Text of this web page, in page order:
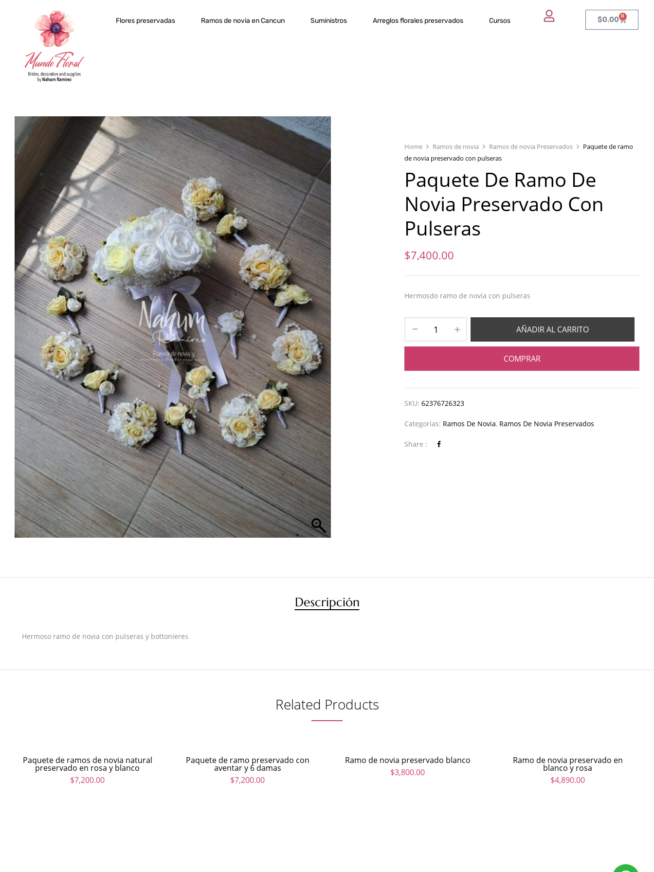
Flores preservadas Ramos de novia en Cancun Suministros Arreglos florales preservados Cursos $0.00 0
Home Ramos de novia Ramos de novia Preservados
Paquete de ramo
de novia preservado con pulseras
Paquete De Ramo De
Novia Preservado Con
Pulseras
$7,400.00
Hermosdo ramo de novia con pulseras
AÑADIR AL CARRITO
COMPRAR
SKU:62376726323
Categorías: Ramos De Novia, Ramos De Novia Preservados
Share :
Descripción
Hermoso ramo de novia con pulseras y bottonieres
Related Products
Paquete de ramos de novia natural
preservado en rosa y blanco
$7,200.00
Paquete de ramo preservado con
aventar y 6 damas
$7,200.00
Ramo de novia preservado blanco
$3,800.00
Ramo de novia preservado en
blanco y rosa
$4,890.00